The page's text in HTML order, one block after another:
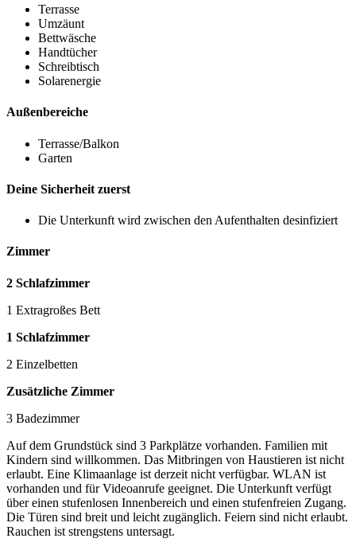
Terrasse
Umzäunt
Bettwäsche
Handtücher
Schreibtisch
Solarenergie
Außenbereiche
Terrasse/Balkon
Garten
Deine Sicherheit zuerst
Die Unterkunft wird zwischen den Aufenthalten desinfiziert
Zimmer
2 Schlafzimmer
1 Extragroßes Bett
1 Schlafzimmer
2 Einzelbetten
Zusätzliche Zimmer
3 Badezimmer
Auf dem Grundstück sind 3 Parkplätze vorhanden. Familien mit
Kindern sind willkommen. Das Mitbringen von Haustieren ist nicht
erlaubt. Eine Klimaanlage ist derzeit nicht verfügbar. WLAN ist
vorhanden und für Videoanrufe geeignet. Die Unterkunft verfügt
über einen stufenlosen Innenbereich und einen stufenfreien Zugang.
Die Türen sind breit und leicht zugänglich. Feiern sind nicht erlaubt.
Rauchen ist strengstens untersagt.